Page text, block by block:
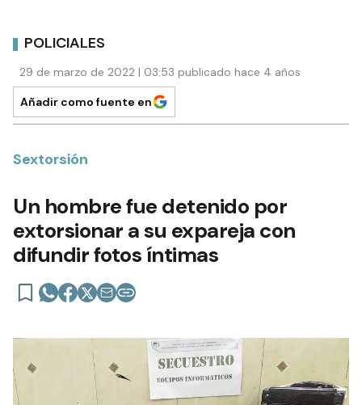
POLICIALES
29 de marzo de 2022 | 03:53 publicado hace 4 años
Añadir como fuente en
Sextorsión
Un hombre fue detenido por
extorsionar a su expareja con
difundir fotos íntimas